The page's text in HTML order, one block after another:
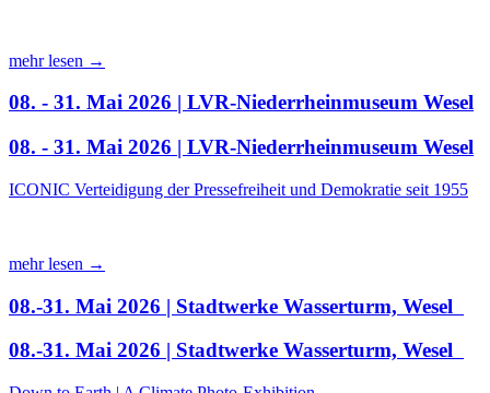
mehr lesen →
08. - 31. Mai 2026 | LVR-Niederrheinmuseum Wesel
08. - 31. Mai 2026 | LVR-Niederrheinmuseum Wesel
ICONIC Verteidigung der Pressefreiheit und Demokratie seit 1955
mehr lesen →
08.-31. Mai 2026 | Stadtwerke Wasserturm, Wesel
08.-31. Mai 2026 | Stadtwerke Wasserturm, Wesel